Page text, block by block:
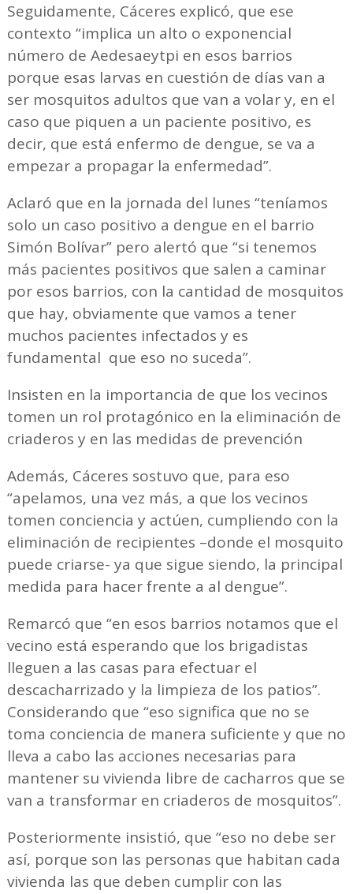
Seguidamente, Cáceres explicó, que ese
contexto “implica un alto o exponencial
número de Aedesaeytpi en esos barrios
porque esas larvas en cuestión de días van a
ser mosquitos adultos que van a volar y, en el
caso que piquen a un paciente positivo, es
decir, que está enfermo de dengue, se va a
empezar a propagar la enfermedad”.
Aclaró que en la jornada del lunes “teníamos
solo un caso positivo a dengue en el barrio
Simón Bolívar” pero alertó que “si tenemos
más pacientes positivos que salen a caminar
por esos barrios, con la cantidad de mosquitos
que hay, obviamente que vamos a tener
muchos pacientes infectados y es
fundamental que eso no suceda”.
Insisten en la importancia de que los vecinos
tomen un rol protagónico en la eliminación de
criaderos y en las medidas de prevención
Además, Cáceres sostuvo que, para eso
“apelamos, una vez más, a que los vecinos
tomen conciencia y actúen, cumpliendo con la
eliminación de recipientes –donde el mosquito
puede criarse- ya que sigue siendo, la principal
medida para hacer frente a al dengue”.
Remarcó que “en esos barrios notamos que el
vecino está esperando que los brigadistas
lleguen a las casas para efectuar el
descacharrizado y la limpieza de los patios”.
Considerando que “eso significa que no se
toma conciencia de manera suficiente y que no
lleva a cabo las acciones necesarias para
mantener su vivienda libre de cacharros que se
van a transformar en criaderos de mosquitos”.
Posteriormente insistió, que “eso no debe ser
así, porque son las personas que habitan cada
vivienda las que deben cumplir con las